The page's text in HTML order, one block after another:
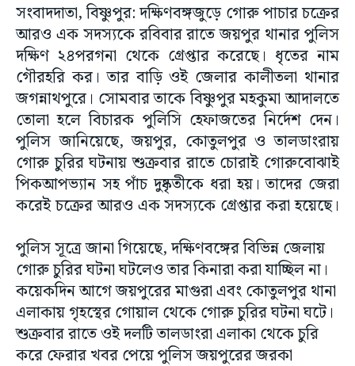
সংবাদদাতা, বিষ্ণুপুর: দক্ষিণবঙ্গজুড়ে গোরু পাচার চক্রের
আরও এক সদস্যকে রবিবার রাতে জয়পুর থানার পুলিস
দক্ষিণ ২৪পরগনা থেকে গ্রেপ্তার করেছে। ধৃতের নাম
গৌরহরি কর। তার বাড়ি ওই জেলার কালীতলা থানার
জগন্নাথপুরে। সোমবার তাকে বিষ্ণুপুর মহকুমা আদালতে
তোলা হলে বিচারক পুলিসি হেফাজতের নির্দেশ দেন।
পুলিস জানিয়েছে, জয়পুর, কোতুলপুর ও তালডাংরায়
গোরু চুরির ঘটনায় শুক্রবার রাতে চোরাই গোরুবোঝাই
পিকআপভ্যান সহ পাঁচ দুষ্কৃতীকে ধরা হয়। তাদের জেরা
করেই চক্রের আরও এক সদস্যকে গ্রেপ্তার করা হয়েছে।
পুলিস সূত্রে জানা গিয়েছে, দক্ষিণবঙ্গের বিভিন্ন জেলায়
গোরু চুরির ঘটনা ঘটলেও তার কিনারা করা যাচ্ছিল না।
কয়েকদিন আগে জয়পুরের মাগুরা এবং কোতুলপুর থানা
এলাকায় গৃহস্থের গোয়াল থেকে গোরু চুরির ঘটনা ঘটে।
শুক্রবার রাতে ওই দলটি তালডাংরা এলাকা থেকে চুরি
করে ফেরার খবর পেয়ে পুলিস জয়পুরের জরকা